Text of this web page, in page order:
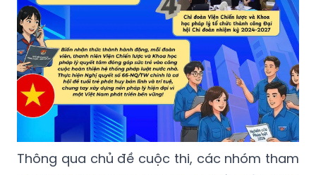
Thông qua chủ đề cuộc thi, các nhóm tham